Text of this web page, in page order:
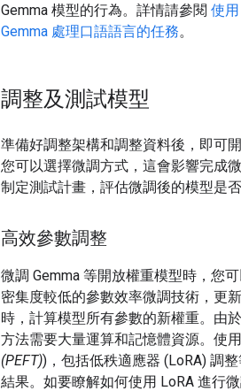
Gemma 模型的行為。詳情請參閱 使
Gemma 處理口語語言的任務。
調整及測試模型
準備好調整架構和調整資料後，即可
您可以選擇微調方式，這會影響完成
制定測試計畫，評估微調後的模型是否
高效參數調整
微調 Gemma 等開放權重模型時，您
密集度較低的參數效率微調技術，更新
時，計算模型所有參數的新權重。由
方法需要大量運算和記憶體資源。使
(PEFT))，包括低秩適應器 (LoRA) 調
結果。如要瞭解如何使用 LoRA 進行